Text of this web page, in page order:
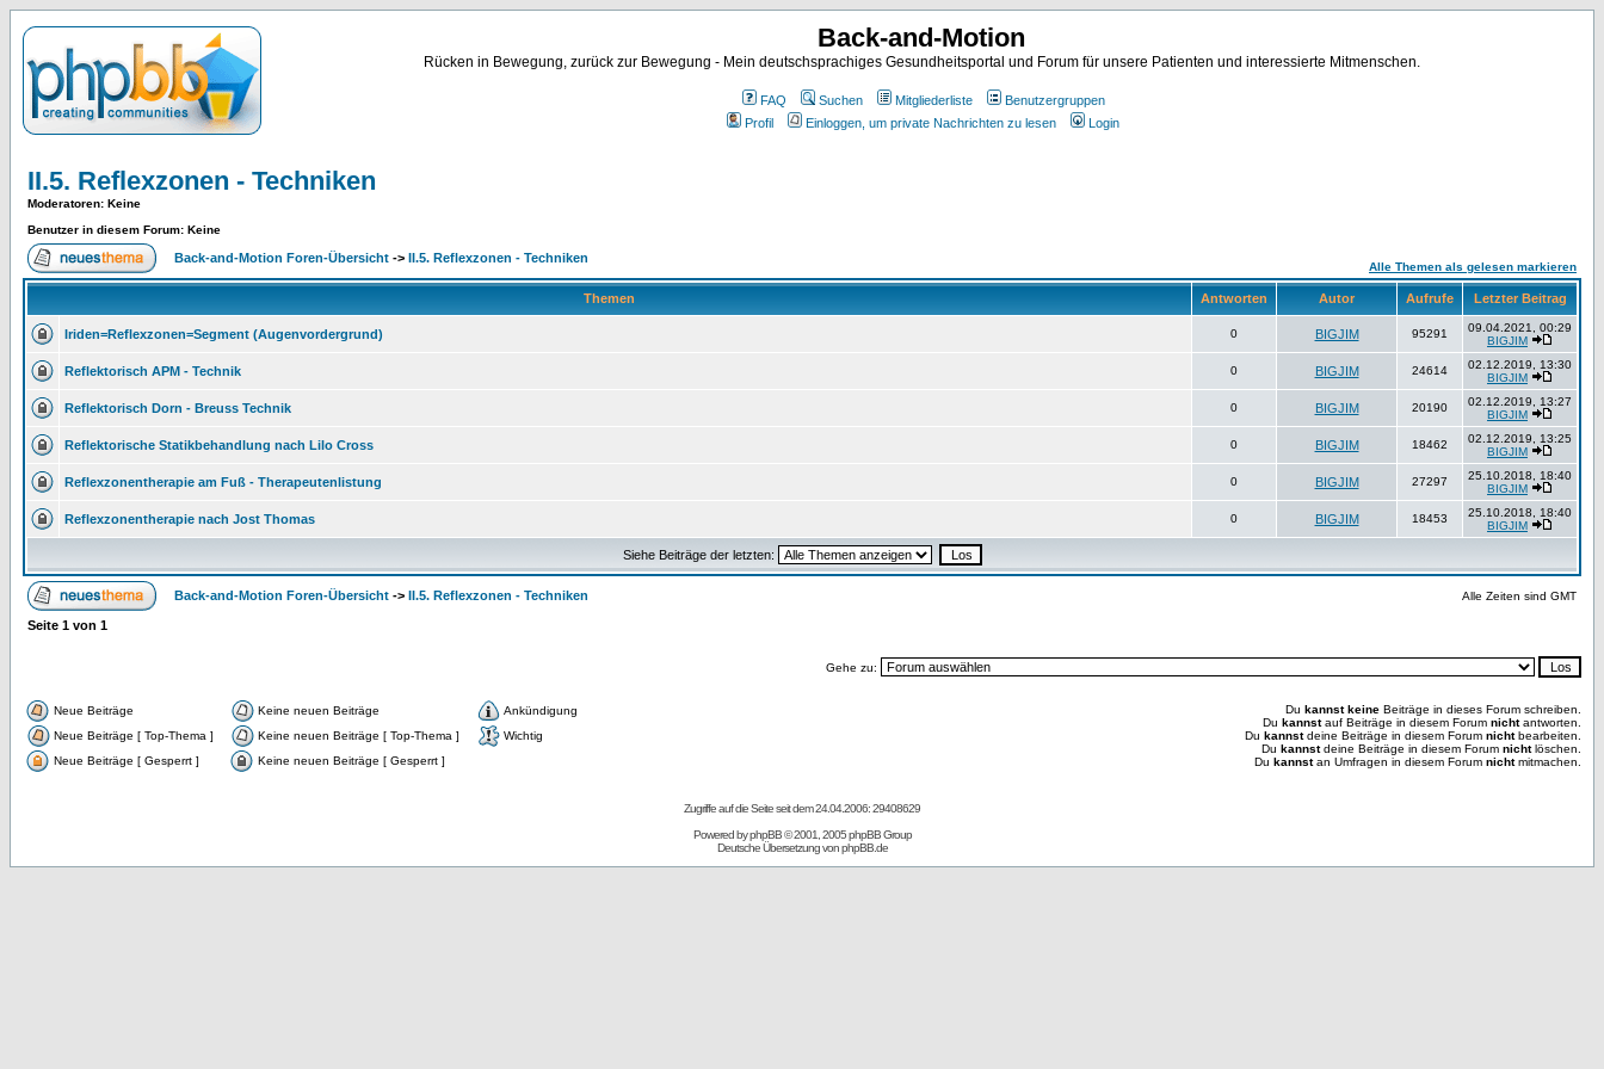
Back-and-Motion
Rücken in Bewegung, zurück zur Bewegung - Mein deutschsprachiges Gesundheitsportal und Forum für unsere Patienten und interessierte Mitmenschen.
FAQ Suchen Mitgliederliste
Benutzergruppen
Profil
Einloggen, um private Nachrichten zu lesen Login
II.5. Reflexzonen - Techniken
Moderatoren: Keine
Benutzer in diesem Forum: Keine
Back-and-Motion Foren-Übersicht -> II.5. Reflexzonen - Techniken
Alle Themen als gelesen markieren
Themen Antworten Autor Aufrufe Letzter Beitrag
Iriden=Reflexzonen=Segment (Augenvordergrund) 0 BIGJIM 95291
09.04.2021, 00:29
BIGJIM
Reflektorisch APM - Technik 0 BIGJIM 24614
02.12.2019, 13:30
BIGJIM
Reflektorisch Dorn - Breuss Technik 0 BIGJIM 20190
02.12.2019, 13:27
BIGJIM
Reflektorische Statikbehandlung nach Lilo Cross 0 BIGJIM 18462
02.12.2019, 13:25
BIGJIM
Reflexzonentherapie am Fuß - Therapeutenlistung 0 BIGJIM 27297
25.10.2018, 18:40
BIGJIM
Reflexzonentherapie nach Jost Thomas 0 BIGJIM 18453
25.10.2018, 18:40
BIGJIM
Siehe Beiträge der letzten:
Back-and-Motion Foren-Übersicht -> II.5. Reflexzonen - Techniken Alle Zeiten sind GMT
Seite 1 von 1
Gehe zu:
Neue Beiträge Keine neuen Beiträge
Ankündigung
Neue Beiträge [ Top-Thema ]
Keine neuen Beiträge [ Top-Thema ]
Wichtig
Neue Beiträge [ Gesperrt ]
Keine neuen Beiträge [ Gesperrt ]
Du kannst keine Beiträge in dieses Forum schreiben.
Du kannstauf Beiträge in diesem Forum nichtantworten.
Du kannstdeine Beiträge in diesem Forum nichtbearbeiten.
Du kannstdeine Beiträge in diesem Forum nichtlöschen.
Du kannstan Umfragen in diesem Forum nichtmitmachen.
Zugriffe auf die Seite seit dem 24.04.2006: 29408629
Powered byphpBB© 2001, 2005 phpBB Group
Deutsche Übersetzung vonphpBB.de